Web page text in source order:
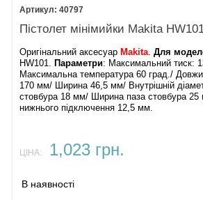
40797
Пістолет мінімийки Makita
Оригінальний аксесуар Makita.Для
HW101. Параметри: Максимальний тиск:
Максимальна температура 60 град./
170 мм/ Ширина 46,5 мм/ Внутрішній
стовбура 18 мм/ Ширина паза стовбура 25
нижнього підключення 12,5 мм.
ЦІНА: 1,023 грн.
В наявності